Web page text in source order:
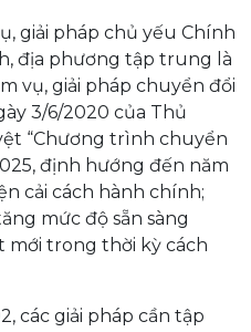
giải pháp chủ yếu Chính
địa phương tập trung là
vụ, giải pháp chuyển đổi
3/6/2020 của Thủ
“Chương trình chuyển
định hướng đến năm
cải cách hành chính;
mức độ sẵn sàng
mới trong thời kỳ cách
các giải pháp cần tập